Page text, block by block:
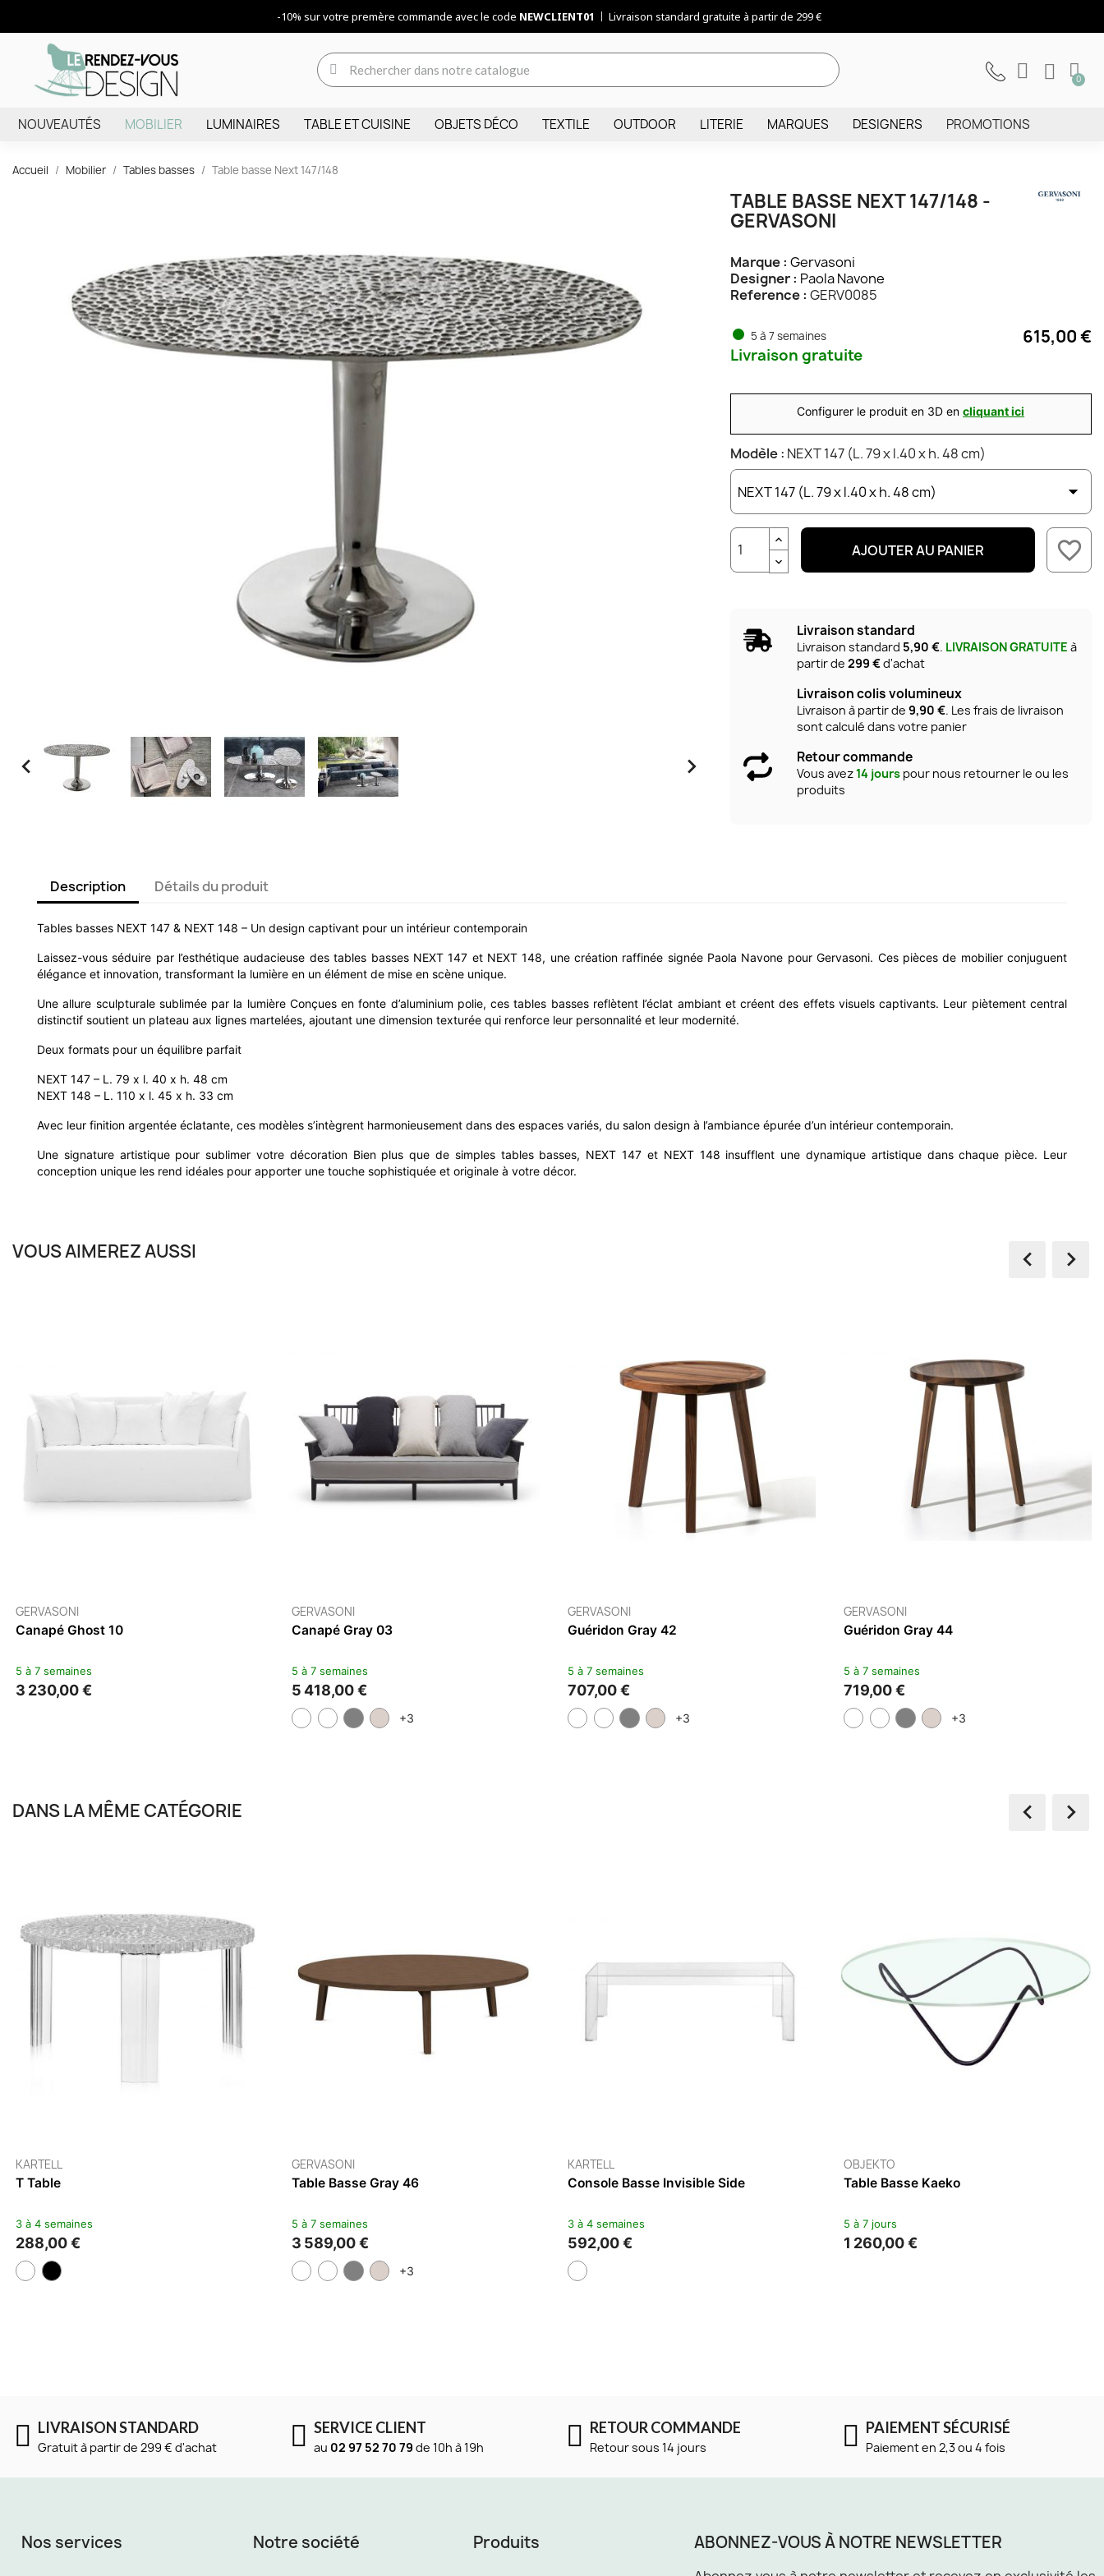
-10% sur votre premère commande avec le code NEWCLIENT01 Livraison standard gratuite à partir de 299 €
NOUVEAUTÉS MOBILIER LUMINAIRES TABLE ET CUISINE OBJETS DÉCO TEXTILE OUTDOOR LITERIE MARQUES DESIGNERS PROMOTIONS
Accueil Mobilier Tables basses Table basse Next 147/148
 
TABLE BASSE NEXT 147/148 -
GERVASONI
Marque : Gervasoni
Designer : Paola Navone
Reference : GERV0085
5 à 7 semaines 615,00 €
Livraison gratuite
Configurer le produit en 3D en cliquant ici
Modèle : NEXT 147 (L. 79 x l.40 x h. 48 cm)
AJOUTER AU PANIER favorite_border
Livraison standard
Livraison standard 5,90 €. LIVRAISON GRATUITE à
partir de 299 €d'achat
Livraison colis volumineux
Livraison à partir de 9,90 €. Les frais de livraison
sont calculé dans votre panier
Retour commande
Vous avez14 jourspour nous retourner le ou les
produits
Description Détails du produit
Tables basses NEXT 147 & NEXT 148 – Un design captivant pour un intérieur contemporain
Laissez-vous séduire par l’esthétique audacieuse des tables basses NEXT 147 et NEXT 148, une création raffinée signée Paola Navone pour Gervasoni. Ces pièces de mobilier conjuguent
élégance et innovation, transformant la lumière en un élément de mise en scène unique.
Une allure sculpturale sublimée par la lumière Conçues en fonte d’aluminium polie, ces tables basses reflètent l’éclat ambiant et créent des effets visuels captivants. Leur piètement central
distinctif soutient un plateau aux lignes martelées, ajoutant une dimension texturée qui renforce leur personnalité et leur modernité.
Deux formats pour un équilibre parfait
NEXT 147 – L. 79 x l. 40 x h. 48 cm
NEXT 148 – L. 110 x l. 45 x h. 33 cm
Avec leur finition argentée éclatante, ces modèles s’intègrent harmonieusement dans des espaces variés, du salon design à l’ambiance épurée d’un intérieur contemporain.
Une signature artistique pour sublimer votre décoration Bien plus que de simples tables basses, NEXT 147 et NEXT 148 insufflent une dynamique artistique dans chaque pièce. Leur
conception unique les rend idéales pour apporter une touche sophistiquée et originale à votre décor.
VOUS AIMEREZ AUSSI
GERVASONI
Canapé Ghost 10
5 à 7 semaines
3 230,00 €
GERVASONI
Canapé Gray 03
5 à 7 semaines
5 418,00 €
 
DANS LA MÊME CATÉGORIE
8 à 10 jours
829,00 €
KARTELL
T Table
3 à 4 semaines
288,00 €
GERVASONI
Table Basse Gray 46
5 à 7 semaines
3 589,00 €
 
LIVRAISON STANDARD
Gratuit à partir de 299 € d'achat
SERVICE CLIENT
au 02 97 52 70 79 de 10h à 19h
RETOUR COMMANDE
Retour sous 14 jours
PAIEMENT SÉCURISÉ
Paiement en 2,3 ou 4 fois
Nos services Notre société Produits ABONNEZ-VOUS À NOTRE NEWSLETTER